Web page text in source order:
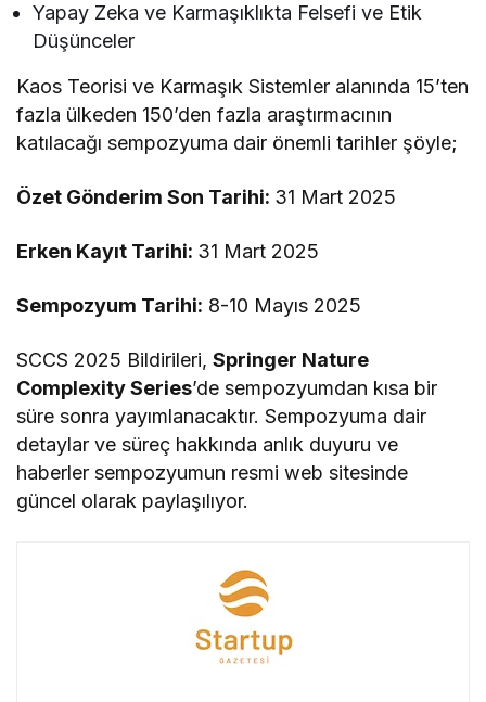
Yapay Zeka ve Karmaşıklıkta Felsefi ve Etik
Düşünceler
Kaos Teorisi ve Karmaşık Sistemler alanında 15’ten
fazla ülkeden 150’den fazla araştırmacının
katılacağı sempozyuma dair önemli tarihler şöyle;
Özet Gönderim Son Tarihi: 31 Mart 2025
Erken Kayıt Tarihi: 31 Mart 2025
Sempozyum Tarihi: 8-10 Mayıs 2025
SCCS 2025 Bildirileri,Springer Nature
Complexity Series’de sempozyumdan kısa bir
süre sonra yayımlanacaktır. Sempozyuma dair
detaylar ve süreç hakkında anlık duyuru ve
haberler sempozyumun resmi web sitesinde
güncel olarak paylaşılıyor.